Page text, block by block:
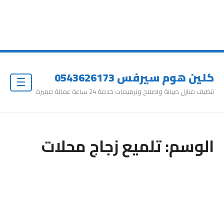
كلين هوم سيرفس 0543626173
تنظيف منازل صيانة واصلاح وترميمات خدمة 24 ساعة عمالة مميزة
الوسم:تلميع زجاج محلات